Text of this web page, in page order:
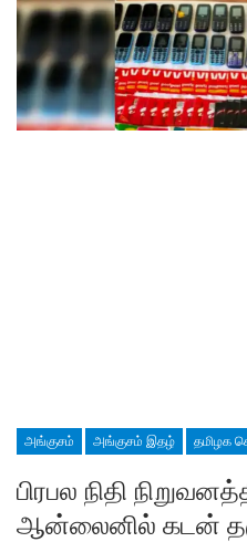
அங்குசம் அங்குசம் இதழ் தமிழக
பிரபல நிதி
ஆன்லைனில் கடன்